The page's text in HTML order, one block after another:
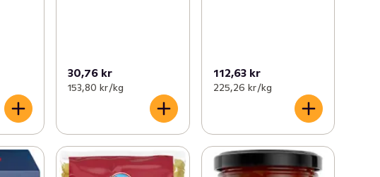
30,76 kr
153,80 kr /kg
112,63 kr
225,26 kr /kg